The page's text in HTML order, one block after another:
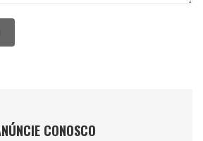
CONOSCO